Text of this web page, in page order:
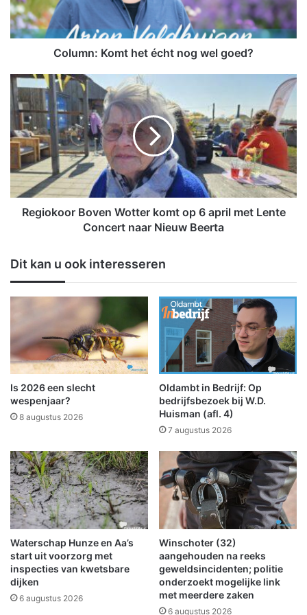
:
K
o
h
e
t
c
t
o
g
o
e
Column: Komt het écht nog wel goed?
R
e
g
o
o
r
n
W
o
e
r
o
m
t
6
a
p
r
i
l
m
e
t
L
e
Regiokoor Boven Wotter komt op 6 april met Lente
Concert naar Nieuw Beerta
Dit kan u ook interesseren
Is 2026 een slecht
wespenjaar?
8 augustus 2026
Oldambt in Bedrijf: Op
bedrijfsbezoek bij W.D.
Huisman (afl. 4)
7 augustus 2026
Waterschap Hunze en Aa’s
start uit voorzorg met
inspecties van kwetsbare
dijken
6 augustus 2026
Winschoter (32)
aangehouden na reeks
geweldsincidenten; politie
onderzoekt mogelijke link
met meerdere zaken
6 augustus 2026